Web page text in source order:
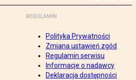
REGULAMIN
Polityka Prywatności
Zmiana ustawień zgód
Regulamin serwisu
Informacje o nadawcy
Deklaracja dostępności